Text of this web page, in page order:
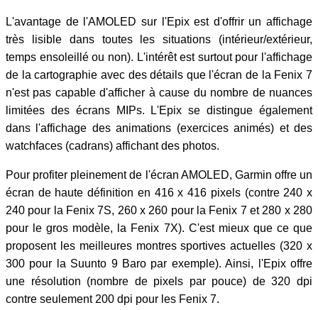
L'avantage de l'AMOLED sur l'Epix est d'offrir un affichage
très lisible dans toutes les situations (intérieur/extérieur,
temps ensoleillé ou non). L'intérêt est surtout pour l'affichage
de la cartographie avec des détails que l'écran de la Fenix 7
n'est pas capable d'afficher à cause du nombre de nuances
limitées des écrans MIPs. L'Epix se distingue également
dans l'affichage des animations (exercices animés) et des
watchfaces (cadrans) affichant des photos.
Pour profiter pleinement de l'écran AMOLED, Garmin offre un
écran de haute définition en 416 x 416 pixels (contre 240 x
240 pour la Fenix 7S, 260 x 260 pour la Fenix 7 et 280 x 280
pour le gros modèle, la Fenix 7X). C'est mieux que ce que
proposent les meilleures montres sportives actuelles (320 x
300 pour la Suunto 9 Baro par exemple). Ainsi, l'Epix offre
une résolution (nombre de pixels par pouce) de 320 dpi
contre seulement 200 dpi pour les Fenix 7.